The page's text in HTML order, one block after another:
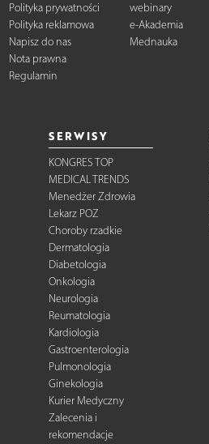
Polityka prywatności
Polityka reklamowa
Napisz do nas
Nota prawna
Regulamin
webinary
e-Akademia
Mednauka
SERWISY
KONGRES TOP
MEDICAL TRENDS
Menedżer Zdrowia
Lekarz POZ
Choroby rzadkie
Dermatologia
Diabetologia
Onkologia
Neurologia
Reumatologia
Kardiologia
Gastroenterologia
Pulmonologia
Ginekologia
Kurier Medyczny
Zalecenia i
rekomendacje